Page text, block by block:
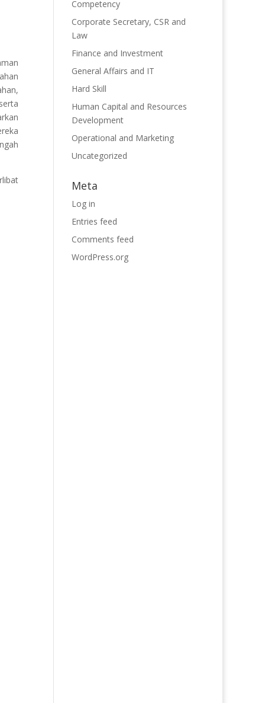
Competency
Corporate Secretary, CSR and
Law
Finance and Investment
General Affairs and IT
Hard Skill
Human Capital and Resources
Development
Operational and Marketing
Uncategorized
Meta
Log in
Entries feed
Comments feed
WordPress.org